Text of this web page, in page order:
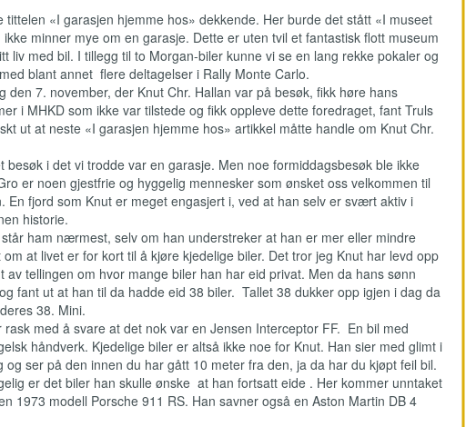
«I garasjen hjemme hos» dekkende. Her burde det stått «I museet
minner mye om en garasje. Dette er uten tvil et fantastisk flott museum
liv med bil. I tillegg til to Morgan-biler kunne vi se en lang rekke pokaler og
blant annet flere deltagelser i Rally Monte Carlo.
7. november, der Knut Chr. Hallan var på besøk, fikk høre hans
i MHKD som ikke var tilstede og fikk oppleve dette foredraget, fant Truls
ut at neste «I garasjen hjemme hos» artikkel måtte handle om Knut Chr.
i det vi trodde var en garasje. Men noe formiddagsbesøk ble ikke
er noen gjestfrie og hyggelig mennesker som ønsket oss velkommen til
fjord som Knut er meget engasjert i, ved at han selv er svært aktiv i
historie.
ham nærmest, selv om han understreker at han er mer eller mindre
at livet er for kort til å kjøre kjedelige biler. Det tror jeg Knut har levd opp
tellingen om hvor mange biler han har eid privat. Men da hans sønn
fant ut at han til da hadde eid 38 biler. Tallet 38 dukker opp igjen i dag da
38. Mini.
med å svare at det nok var en Jensen Interceptor FF. En bil med
håndverk. Kjedelige biler er altså ikke noe for Knut. Han sier med glimt i
ser på den innen du har gått 10 meter fra den, ja da har du kjøpt feil bil.
er det biler han skulle ønske at han fortsatt eide . Her kommer unntaket
1973 modell Porsche 911 RS. Han savner også en Aston Martin DB 4